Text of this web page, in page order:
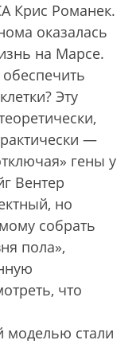
Крис Романек.
оказалась
на Марсе.
Эту
—
гены у
Вентер
но
собрать
пола»,
что
моделью стали